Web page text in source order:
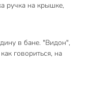
машине?
можно мыть в
ручка на крышке,
в бане. "Видон",
говориться, на